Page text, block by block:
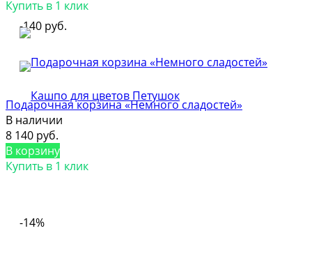
-140 руб.
Купить в 1 клик
Подарочная корзина «Немного сладостей»
В наличии
8 140 руб.
В корзину
Купить в 1 клик
-14%